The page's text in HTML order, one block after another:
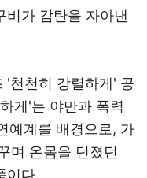
비가 감탄을 자아낸
'천천히 강렬하게' 공
게'는 야만과 폭력
예계를 배경으로, 가
며 온몸을 던졌던
이다.